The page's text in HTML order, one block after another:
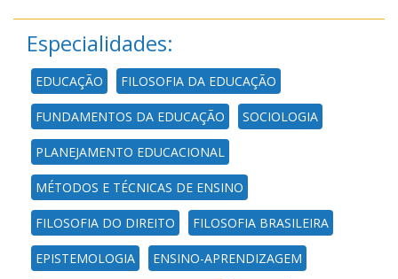
Especialidades:
EDUCAÇÃO FILOSOFIA DA EDUCAÇÃO
FUNDAMENTOS DA EDUCAÇÃO SOCIOLOGIA
PLANEJAMENTO EDUCACIONAL
MÉTODOS E TÉCNICAS DE ENSINO
FILOSOFIA DO DIREITO FILOSOFIA BRASILEIRA
EPISTEMOLOGIA ENSINO-APRENDIZAGEM